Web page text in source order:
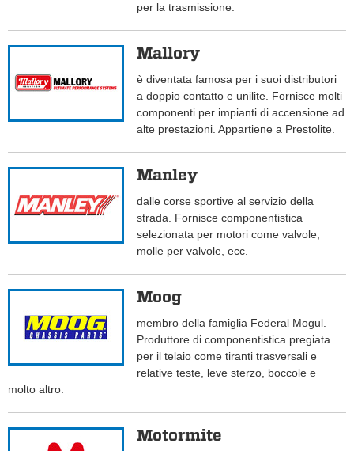
per la trasmissione.
Mallory
è diventata famosa per i suoi distributori
a doppio contatto e unilite. Fornisce molti
componenti per impianti di accensione ad
alte prestazioni. Appartiene a Prestolite.
Manley
dalle corse sportive al servizio della
strada. Fornisce componentistica
selezionata per motori come valvole,
molle per valvole, ecc.
Moog
membro della famiglia Federal Mogul.
Produttore di componentistica pregiata
per il telaio come tiranti trasversali e
relative teste, leve sterzo, boccole e
molto altro.
Motormite